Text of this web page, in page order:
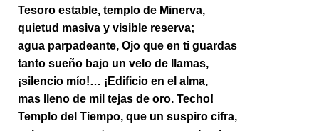
Tesoro estable, templo de Minerva,
quietud masiva y visible reserva;
agua parpadeante, Ojo que en ti guardas
tanto sueño bajo un velo de llamas,
¡silencio mío!… ¡Edificio en el alma,
mas lleno de mil tejas de oro. Techo!
Templo del Tiempo, que un suspiro cifra,